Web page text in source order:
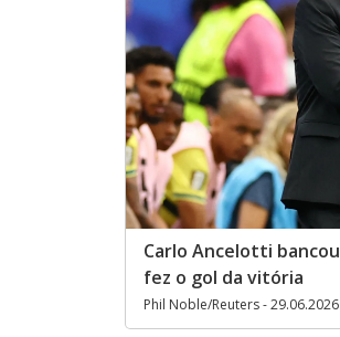
Carlo Ancelotti
fez o gol da vitória
Phil Noble/Reuters - 29.06.2026